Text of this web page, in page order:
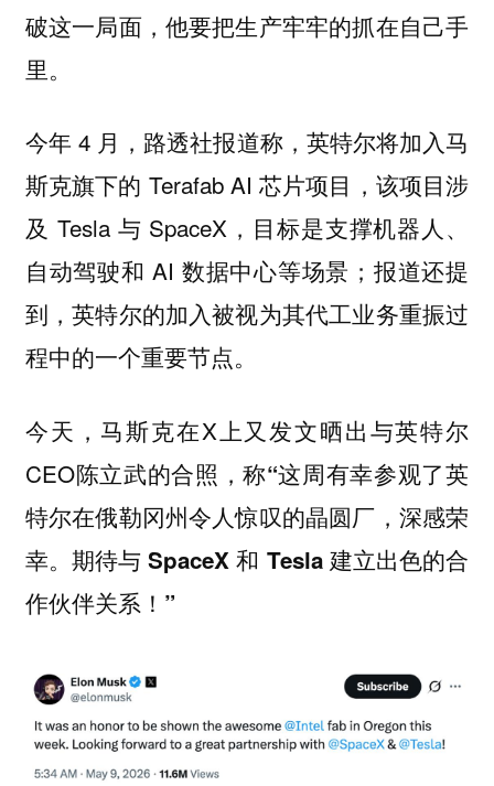
破这一局面，他要把生产牢牢的抓在自己手
里。
今年 4 月，路透社报道称，英特尔将加入马
斯克旗下的 Terafab AI 芯片项目，该项目涉
及 Tesla 与 SpaceX，目标是支撑机器人、
自动驾驶和 AI 数据中心等场景；报道还提
到，英特尔的加入被视为其代工业务重振过
程中的一个重要节点。
今天，马斯克在X上又发文晒出与英特尔
CEO陈立武的合照，称“这周有幸参观了英
特尔在俄勒冈州令人惊叹的晶圆厂，深感荣
幸。期待与 SpaceX 和 Tesla 建立出色的合
作伙伴关系！”